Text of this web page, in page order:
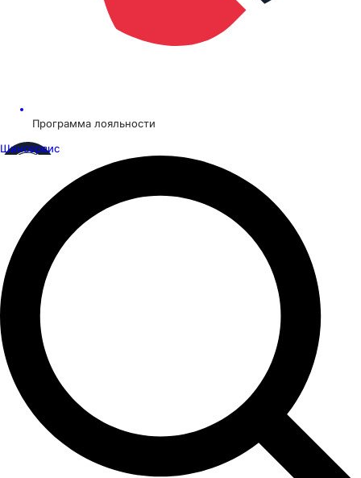
Программа лояльности
Шинсервис